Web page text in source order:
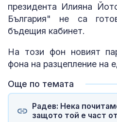
президента Илияна
България" не са
бъдещия кабинет.
На този фон новият
фона на разцепление на
Още по темата
Радев: Нека
защото той е част